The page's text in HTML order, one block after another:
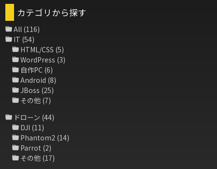
カテゴリから探す
All (116)
IT (54)
HTML/CSS (5)
WordPress (3)
自作PC (6)
Android (8)
JBoss (25)
その他 (7)
ドローン (44)
DJI (11)
Phantom2 (14)
Parrot (2)
その他 (17)